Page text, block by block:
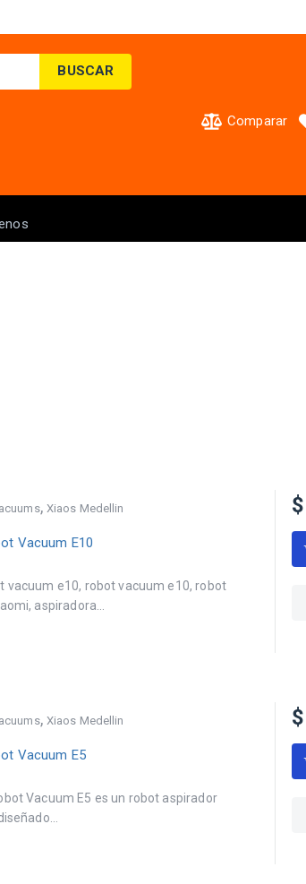
BUSCAR
Comparar
, Xiaos Medellin
Vacuum E10
vacuum e10, robot vacuum e10, robot
aspiradora...
$
, Xiaos Medellin
Vacuum E5
Vacuum E5 es un robot aspirador
$